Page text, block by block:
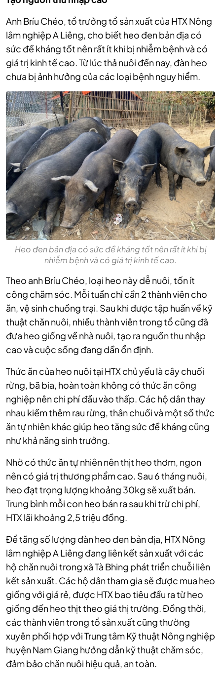
Anh Bríu Chéo, tổ trưởng tổ sản xuất của HTX Nông
lâm nghiệp A Liêng, cho biết heo đen bản địa có
sức đề kháng tốt nên rất ít khi bị nhiễm bệnh và có
giá trị kinh tế cao. Từ lúc thả nuôi đến nay, đàn heo
chưa bị ảnh hưởng của các loại bệnh nguy hiểm.
Heo đen bản địa có sức đề kháng tốt nên rất ít khi bị
nhiễm bệnh và có giá trị kinh tế cao.
Theo anh Bríu Chéo, loại heo này dễ nuôi, tốn ít
công chăm sóc. Mỗi tuần chỉ cần 2 thành viên cho
ăn, vệ sinh chuồng trại. Sau khi được tập huấn về kỹ
thuật chăn nuôi, nhiều thành viên trong tổ cũng đã
đưa heo giống về nhà nuôi, tạo ra nguồn thu nhập
cao và cuộc sống đang dần ổn định.
Thức ăn của heo nuôi tại HTX chủ yếu là cây chuối
rừng, bã bia, hoàn toàn không có thức ăn công
nghiệp nên chi phí đầu vào thấp. Các hộ dân thay
nhau kiếm thêm rau rừng, thân chuối và một số thức
ăn tự nhiên khác giúp heo tăng sức đề kháng cũng
như khả năng sinh trưởng.
Nhờ có thức ăn tự nhiên nên thịt heo thơm, ngon
nên có giá trị thương phẩm cao. Sau 6 tháng nuôi,
heo đạt trọng lượng khoảng 30kg sẽ xuất bán.
Trung bình mỗi con heo bán ra sau khi trừ chi phí,
HTX lãi khoảng 2,5 triệu đồng.
Để tăng số lượng đàn heo đen bản địa, HTX Nông
lâm nghiệp A Liêng đang liên kết sản xuất với các
hộ chăn nuôi trong xã Tà Bhing phát triển chuỗi liên
kết sản xuất. Các hộ dân tham gia sẽ được mua heo
giống với giá rẻ, được HTX bao tiêu đầu ra từ heo
giống đến heo thịt theo giá thị trường. Đồng thời,
các thành viên trong tổ sản xuất cũng thường
xuyên phối hợp với Trung tâm Kỹ thuật Nông nghiệp
huyện Nam Giang hướng dẫn kỹ thuật chăm sóc,
đảm bảo chăn nuôi hiệu quả, an toàn.